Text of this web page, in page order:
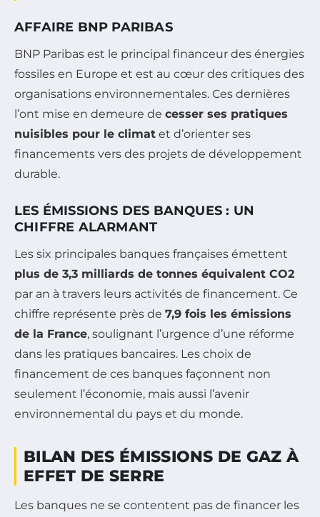
AFFAIRE BNP PARIBAS
BNP Paribas est le principal financeur des énergies
fossiles en Europe et est au cœur des critiques des
organisations environnementales. Ces dernières
l’ont mise en demeure de cesser ses pratiques
nuisibles pour le climat et d’orienter ses
financements vers des projets de développement
durable.
LES ÉMISSIONS DES BANQUES : UN
CHIFFRE ALARMANT
Les six principales banques françaises émettent
plus de 3,3 milliards de tonnes équivalent CO2
par an à travers leurs activités de financement. Ce
chiffre représente près de 7,9 fois les émissions
de la France, soulignant l’urgence d’une réforme
dans les pratiques bancaires. Les choix de
financement de ces banques façonnent non
seulement l’économie, mais aussi l’avenir
environnemental du pays et du monde.
BILAN DES ÉMISSIONS DE GAZ À
EFFET DE SERRE
Les banques ne se contentent pas de financer les